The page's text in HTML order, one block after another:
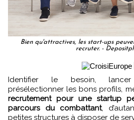
Bien qu'attractives, les start-ups
recruter. -
Identifier le besoin, lancer les recrutements,
présélectionner les bons profils,
recrutement pour une startup
parcours du combattant,
petites structures à disposer de